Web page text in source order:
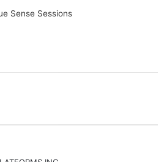
Corsten – Radio Crash
– Aunque Estes Lejos (Piano
Sense Sessions